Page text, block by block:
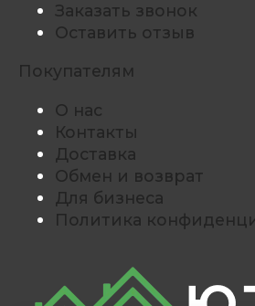
Заказать звонок
Оставить отзыв
Покупателям
О нас
Контакты
Доставка
Обмен и возврат
Для бизнеса
Политика